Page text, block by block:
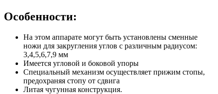
Особенности:
На этом аппарате могут быть установлены сменные
ножи для закругления углов с различным радиусом:
3,4,5,6,7,9 мм
Имеется угловой и боковой упоры
Специальный механизм осуществляет прижим стопы,
предохраняя стопу от сдвига
Литая чугунная конструкция.